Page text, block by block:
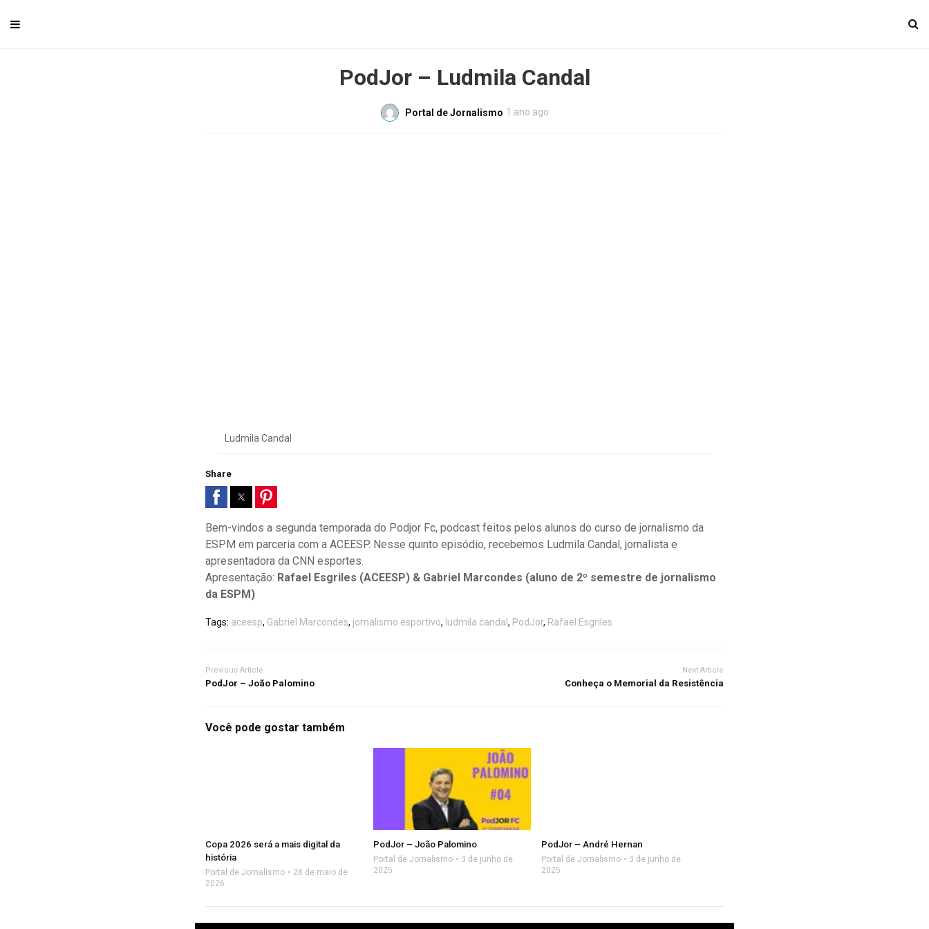
PodJor – Ludmila Candal
Portal de Jornalismo 1 ano ago
Ludmila Candal
Share
Bem-vindos a segunda temporada do Podjor Fc, podcast feitos pelos alunos do curso de jornalismo da
ESPM em parceria com a ACEESP. Nesse quinto episódio, recebemos Ludmila Candal, jornalista e
apresentadora da CNN esportes.
Apresentação: Rafael Esgriles (ACEESP) & Gabriel Marcondes (aluno de 2º semestre de jornalismo
da ESPM)
Tags: aceesp, Gabriel Marcondes, jornalismo esportivo, ludmila candal , PodJor, Rafael Esgriles
Previous Article
PodJor – João Palomino
Next Article
Conheça o Memorial da Resistência
Você pode gostar também
Copa 2026 será a mais digital da
história
Portal de Jornalismo
28 de maio de
2026
PodJor – João Palomino
Portal de Jornalismo
3 de junho de
2025
PodJor – André Hernan
Portal de Jornalismo
3 de junho de
2025